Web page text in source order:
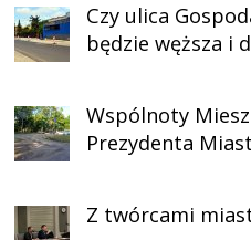
Czy ulica
będzie węższa i
Wspólnoty
Prezydenta
Z twórcami